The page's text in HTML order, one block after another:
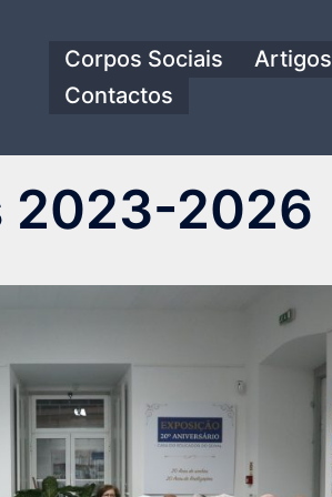
Corpos Sociais Artigos
Contactos
2023-2026